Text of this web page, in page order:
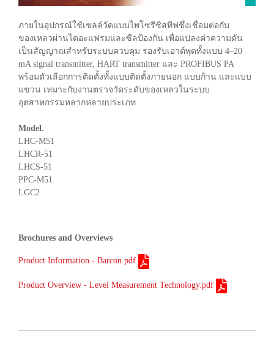
ภายในอุปกรณ์ใช้เซลล์วัดแบบไพโซรีซิสทีฟซึ่งเชื่อมต่อกับ
ของเหลวผ่านไดอะแฟรมและซีลป้องกัน เพื่อแปลงค่าความดัน
เป็นสัญญาณสำหรับระบบควบคุม รองรับเอาต์พุตทั้งแบบ 4–20
mA signal transmitter, HART transmitter และ PROFIBUS PA
พร้อมตัวเลือกการติดตั้งทั้งแบบติดตั้งภายนอก แบบก้าน และแบบ
แขวน เหมาะกับงานตรวจวัดระดับของเหลวในระบบ
อุตสาหกรรมหลากหลายประเภท
Model.
LHC-M51
LHCR-51
LHCS-51
PPC-M51
LGC2
Brochures and Overviews
Product Information - Barcon.pdf
Product Overview - Level Measurement Technology.pdf